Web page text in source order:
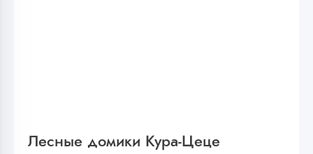
Лесные домики Кура-Цеце